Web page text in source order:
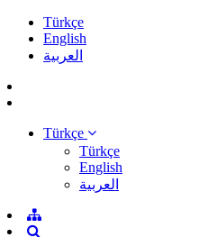
Türkçe
English
العربية
Türkçe
Türkçe
English
العربية